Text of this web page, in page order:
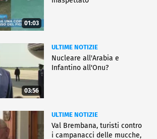
01:03
03:56
ULTIME NOTIZIE
Nucleare all'Arabia e
Infantino all'Onu?
ULTIME NOTIZIE
Val Brembana, turisti contro
i campanacci delle mucche,